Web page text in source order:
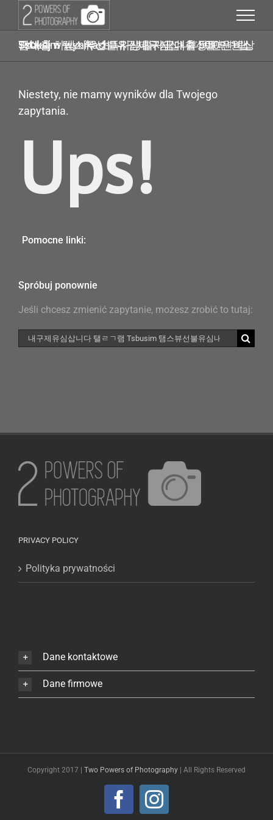
Przejdź
Szukaj w wynikach: 내구제유심삽니다 탤ㄹㄱ램 Tsbusim 탬스뷰선불유심내구제 대학생50만원소액대출 하남시무소득자생활자금대출 50만원비상금대출
Niestety, nie mamy wyników dla Twojego
zapytania.
Ups!
Pomocne linki:
Spróbuj ponownie
Jeśli chcesz zmienić zapytanie, możesz zrobić to tutaj:
Szukaj
PRIVACY POLICY
Polityka prywatności
Dane kontaktowe
Dane firmowe
Copyright 2017 | Two Powers of Photography | All Rights Reserved
FacebookInstagram